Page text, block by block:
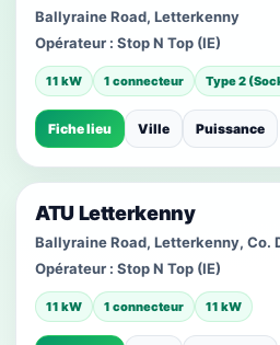
Ballyraine Road, Letterkenny
Opérateur : Stop N Top (IE)
11 kW 1 connecteur Type 2
Fiche lieu Ville Puissance
ATU Letterkenny
Ballyraine Road, Letterkenny, Co.
Opérateur : Stop N Top (IE)
11 kW 1 connecteur 11 kW